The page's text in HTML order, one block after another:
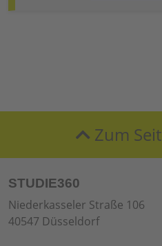
Zum
STUDIE360
Niederkasseler Straße 106
40547 Düsseldorf